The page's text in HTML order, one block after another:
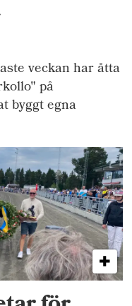
veckan har åtta
på
byggt egna